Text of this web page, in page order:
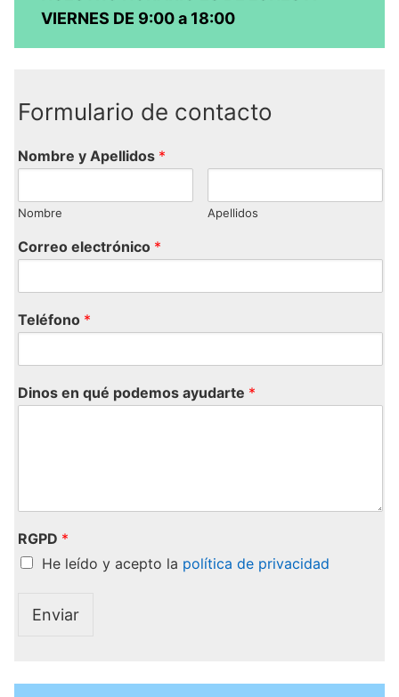
VIERNES DE 9:00 a 18:00
Formulario de contacto
Nombre y Apellidos *
Nombre Apellidos
Correo electrónico *
Teléfono *
Dinos en qué podemos ayudarte *
RGPD *
He leído y acepto la política de privacidad
Enviar